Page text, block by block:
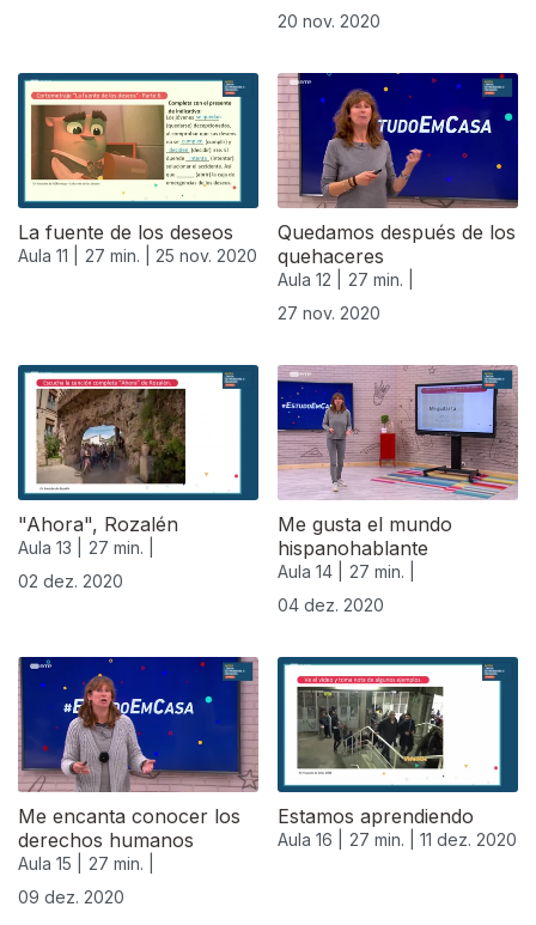
20 nov. 2020
La fuente de los deseos
Aula 11 | 27 min. | 25 nov. 2020
Quedamos después de los
quehaceres
Aula 12 |
27 min. |
27 nov. 2020
508650
"Ahora", Rozalén
Aula 13 |
27 min. |
02 dez. 2020
Me gusta el mundo
hispanohablante
Aula 14 |
27 min. |
04 dez. 2020
Me encanta conocer los
derechos humanos
Aula 15 |
27 min. |
09 dez. 2020
Estamos aprendiendo
Aula 16 | 27 min. | 11 dez. 2020